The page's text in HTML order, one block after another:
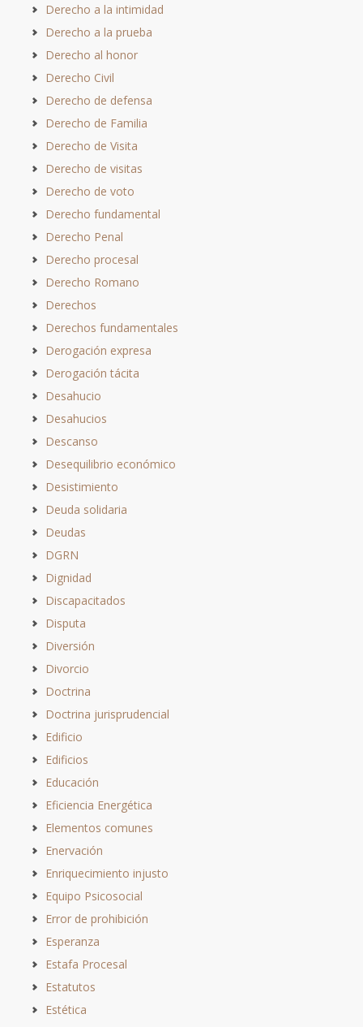
Derecho a la intimidad
Derecho a la prueba
Derecho al honor
Derecho Civil
Derecho de defensa
Derecho de Familia
Derecho de Visita
Derecho de visitas
Derecho de voto
Derecho fundamental
Derecho Penal
Derecho procesal
Derecho Romano
Derechos
Derechos fundamentales
Derogación expresa
Derogación tácita
Desahucio
Desahucios
Descanso
Desequilibrio económico
Desistimiento
Deuda solidaria
Deudas
DGRN
Dignidad
Discapacitados
Disputa
Diversión
Divorcio
Doctrina
Doctrina jurisprudencial
Edificio
Edificios
Educación
Eficiencia Energética
Elementos comunes
Enervación
Enriquecimiento injusto
Equipo Psicosocial
Error de prohibición
Esperanza
Estafa Procesal
Estatutos
Estética